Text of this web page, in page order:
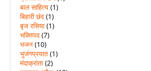
बाल साहित्य (1)
बिहारी छंद (1)
बृज रसिया (1)
भक्तिपद (7)
भजन (10)
भुजंगप्रयात (1)
मंदाक्रांता (2)